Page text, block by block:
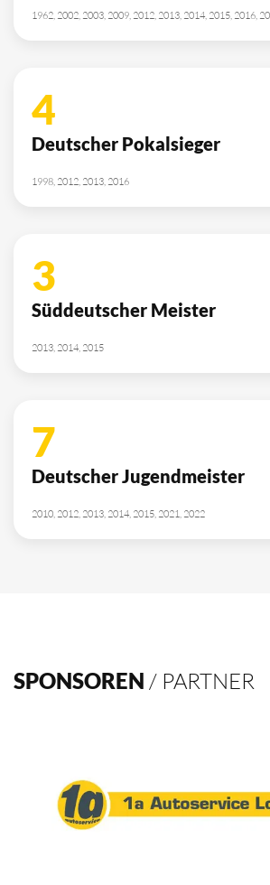
Deutscher Pokalsieger
1998, 2012, 2013, 2016